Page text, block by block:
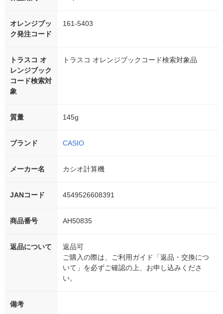
オレンジブッ
ク発注コード
161-5403
トラスコ オ
レンジブック
コード検索対
象
トラスコ オレンジブックコード検索対象品
質量 145g
ブランド CASIO
メーカー名 カシオ計算機
JANコード 4549526608391
商品番号 AH50835
返品について
返品可
ご購入の際は、ご利用ガイド「返品・交換につ
いて」を必ずご確認の上、お申し込みくださ
い。
備考